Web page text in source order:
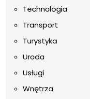
Technologia
Transport
Turystyka
Uroda
Usługi
Wnętrza